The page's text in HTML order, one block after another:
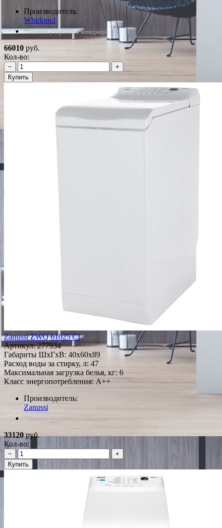
Производитель:
Whirlpool
*Наличие уточняйте у менеджера
66010 руб.
Кол-во:
−
+
Купить
Zanussi ZWQ 61025 CI
Артикул:277934
Габариты ШxГxВ: 40x60x89
Расход воды за стирку, л: 47
Максимальная загрузка белья, кг: 6
Класс энергопотребления: A++
Производитель:
Zanussi
*Наличие уточняйте у менеджера
33120руб.
Кол-во:
−
+
Купить